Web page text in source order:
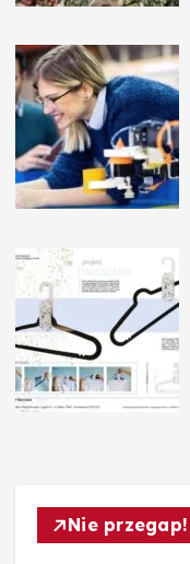
Nie przegap!